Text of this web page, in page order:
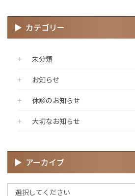
カテゴリー
未分類
お知らせ
休診のお知らせ
大切なお知らせ
アーカイブ